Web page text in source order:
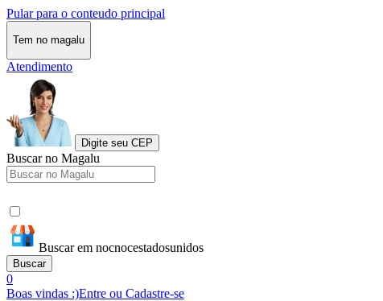
Pular para o conteudo principal
Tem no magalu
Atendimento
Digite seu CEP
Buscar no Magalu
Buscar em nocnocestadosunidos
Buscar
0
Boas vindas :)Entre ou Cadastre-se